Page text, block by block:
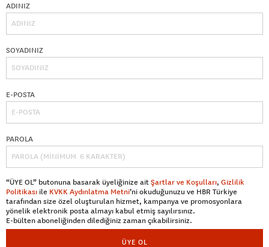
ADINIZ
SOYADINIZ
E-POSTA
PAROLA
“ÜYE OL” butonuna basarak üyeliğinize aitŞartlar ve Koşulları, Gizlilik
Politikası ile KVKK Aydınlatma Metni’ni okuduğunuzu ve HBR Türkiye
tarafından size özel oluşturulan hizmet, kampanya ve promosyonlara
yönelik elektronik posta almayı kabul etmiş sayılırsınız.
E-bülten aboneliğinden dilediğiniz zaman çıkabilirsiniz.
ÜYE OL